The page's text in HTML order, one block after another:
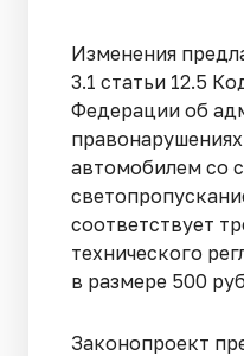
Изменения
3.1 статьи 12.5
Федерации об
автомобилем со
соответствует
технического
в размере 500
Законопроект